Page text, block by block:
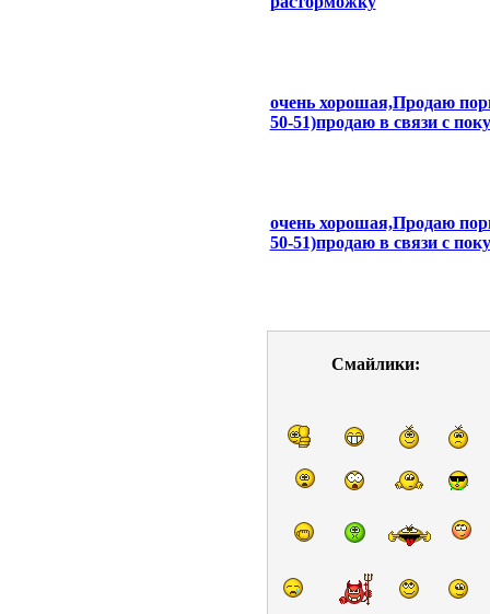
очень хорошая,Продаю
50-51)продаю в связи с
очень хорошая,Продаю
50-51)продаю в связи с
Смайлики: